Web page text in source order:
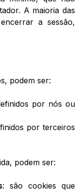
A maioria das
a sessão,
podem ser:
por nós ou
por terceiros
podem ser:
: são cookies que